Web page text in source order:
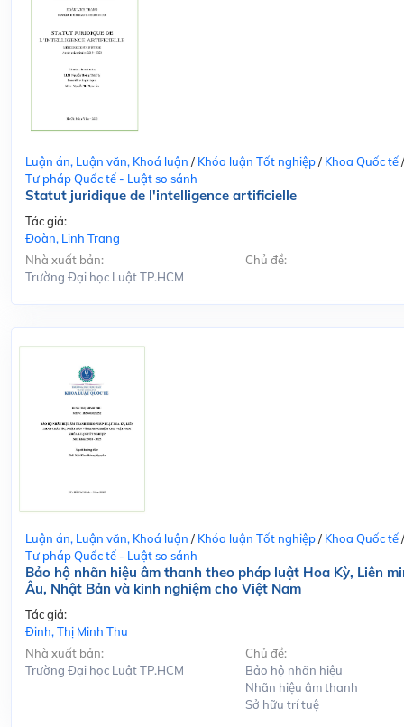
Luận án, Luận văn, Khoá luận / Khóa luận Tốt nghiệp/ Khoa Quốc tế/
Tư pháp Quốc tế - Luật so sánh
Statut juridique de l'intelligence artificielle
Tác giả:
Đoàn, Linh Trang
Nhà xuất bản:
Trường Đại học Luật TP.HCM
Chủ đề:
Luận án, Luận văn, Khoá luận / Khóa luận Tốt nghiệp/ Khoa Quốc tế/
Tư pháp Quốc tế - Luật so sánh
Bảo hộ nhãn hiệu âm thanh theo pháp luật Hoa Kỳ, Liên
Âu, Nhật Bản và kinh nghiệm cho Việt Nam
Tác giả:
Đinh, Thị Minh Thu
Nhà xuất bản:
Trường Đại học Luật TP.HCM
Chủ đề:
Bảo hộ nhãn hiệu
Nhãn hiệu âm thanh
Sở hữu trí tuệ